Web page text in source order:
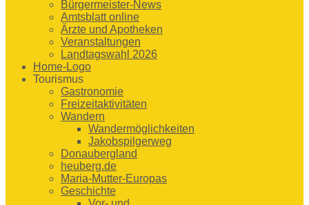
Bürgermeister-News
Amtsblatt online
Ärzte und Apotheken
Veranstaltungen
Landtagswahl 2026
Home-Logo
Tourismus
Gastronomie
Freizeitaktivitäten
Wandern
Wandermöglichkeiten
Jakobspilgerweg
Donaubergland
heuberg.de
Maria-Mutter-Europas
Geschichte